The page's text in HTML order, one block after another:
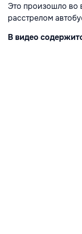
Это произошло во
расстрелом
В видео